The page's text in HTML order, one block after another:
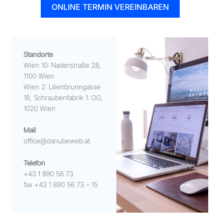
ONLINE TERMIN VEREINBAREN
Standorte
Wien 10: Naderstraße 28,
1100 Wien
Wien 2: Lilienbrunngasse
18, Schraubenfabrik 1. OG,
1020 Wien
Mail
office@danubeweb.at
Telefon
+43 1 890 56 73
fax +43 1 890 56 73 – 15